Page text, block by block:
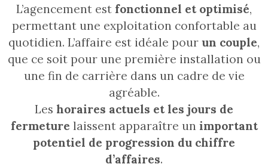
L’agencement est fonctionnel et optimisé,
permettant une exploitation confortable au
quotidien. L’affaire est idéale pour un couple,
que ce soit pour une première installation ou
une fin de carrière dans un cadre de vie
agréable.
Les horaires actuels et les jours de
fermeture laissent apparaître un important
potentiel de progression du chiffre
d’affaires.